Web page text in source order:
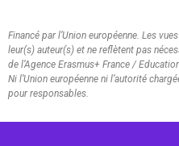
Financé par l’Union européenne. Les
leur(s) auteur(s) et ne reflètent pas
de l’Agence Erasmus+ France /
Ni l’Union européenne ni l’autorité
pour responsables.